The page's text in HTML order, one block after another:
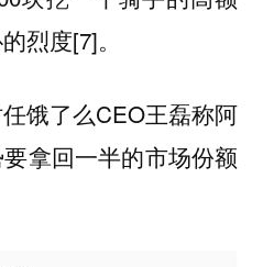
烈度[7]。
饿了么CEO王磊称阿
拿回一半的市场份额